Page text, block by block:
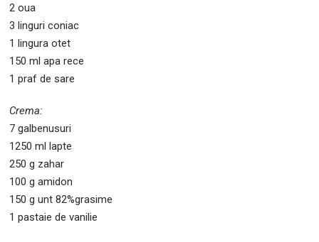
2 oua
3 linguri coniac
1 lingura otet
150 ml apa rece
1 praf de sare
Crema:
7 galbenusuri
1250 ml lapte
250 g zahar
100 g amidon
150 g unt 82%grasime
1 pastaie de vanilie